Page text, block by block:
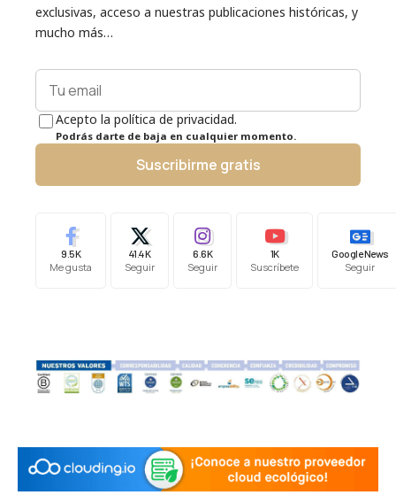
exclusivas, acceso a nuestras publicaciones históricas, y
mucho más…
Acepto la política de privacidad.
Podrás darte de baja en cualquier momento.
Suscribirme gratis
9.5K
Me gusta
41.4K
Seguir
6.6K
Seguir
1K
Suscríbete
Google News
Seguir